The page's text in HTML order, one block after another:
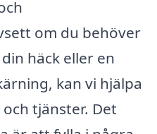
om du behöver
häck eller en
kan vi hjälpa
tjänster. Det